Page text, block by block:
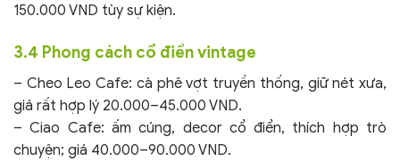
150.000 VND tùy sự kiện.
3.4 Phong cách cổ điển vintage
– Cheo Leo Cafe: cà phê vợt truyền thống, giữ nét xưa,
giá rất hợp lý 20.000–45.000 VND.
– Ciao Cafe: ấm cúng, decor cổ điển, thích hợp trò
chuyện; giá 40.000–90.000 VND.